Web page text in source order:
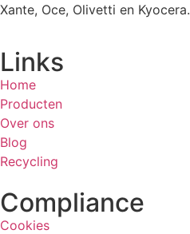
Xante, Oce, Olivetti en Kyocera.
Links
Home
Producten
Over ons
Blog
Recycling
Compliance
Cookies